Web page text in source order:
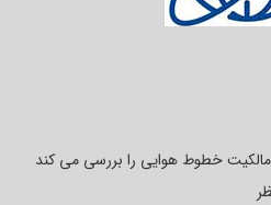
مالکیت خطوط هوایی را بررسی می کند